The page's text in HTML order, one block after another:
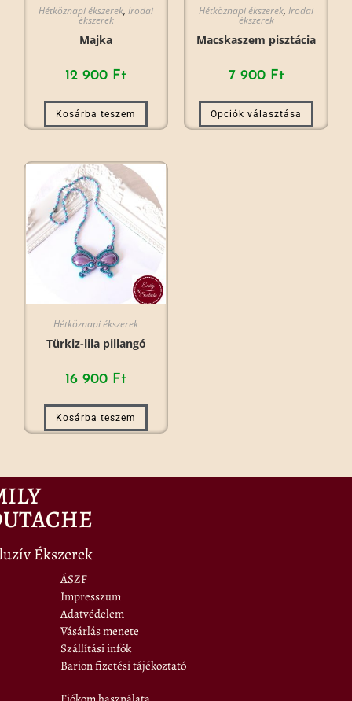
Hétköznapi ékszerek, Irodai
ékszerek
Majka
12 900 Ft
Kosárba teszem
Hétköznapi ékszerek, Irodai
ékszerek
Macskaszem pisztácia
7 900 Ft
Opciók választása
Hétköznapi ékszerek
Türkiz-lila pillangó
16 900 Ft
Kosárba teszem
Ékszerek
ÁSZF
Impresszum
Adatvédelem
Vásárlás menete
Szállítási infók
Barion fizetési tájékoztató